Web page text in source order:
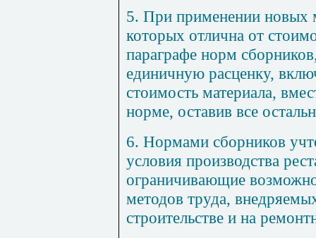
5. При применении новых
которых отлична от
параграфе норм
единичную расценку,
стоимость материала,
норме, оставив все
6. Нормами сборников
условия производства
ограничивающие
методов труда,
строительстве и на